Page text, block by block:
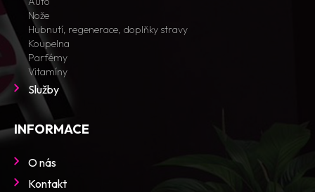
Nože
Hubnutí, regenerace, doplňky stravy
Koupelna
Parfémy
Vitamíny
Služby
INFORMACE
O nás
Kontakt